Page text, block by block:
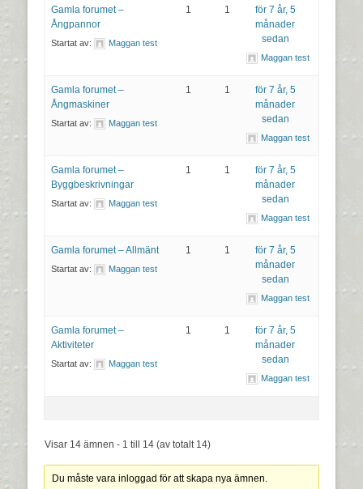
Gamla forumet –
Ångpannor
Startat av: Maggan test
1 1
för 7 år, 5
månader
sedan
Maggan test
Gamla forumet –
Ångmaskiner
Startat av: Maggan test
1 1
för 7 år, 5
månader
sedan
Maggan test
Gamla forumet –
Byggbeskrivningar
Startat av: Maggan test
1 1
för 7 år, 5
månader
sedan
Maggan test
Gamla forumet – Allmänt
Startat av: Maggan test
1 1
för 7 år, 5
månader
sedan
Maggan test
Gamla forumet –
Aktiviteter
Startat av: Maggan test
1 1
för 7 år, 5
månader
sedan
Maggan test
Visar 14 ämnen - 1 till 14 (av totalt 14)
Du måste vara inloggad för att skapa nya ämnen.